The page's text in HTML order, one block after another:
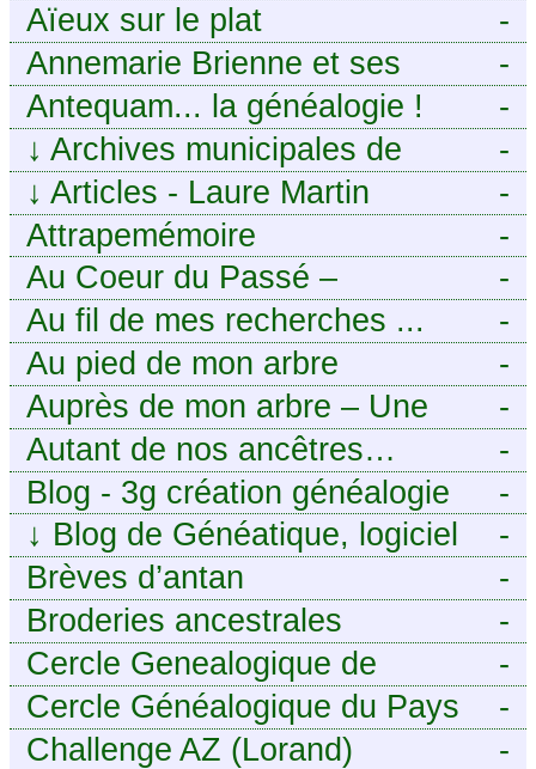
-
Aïeux sur le plat
-
Annemarie Brienne et ses
challenges de A à Z
-
Antequam... la généalogie !
-
↓ Archives municipales de
Montpellier
-
↓ Articles - Laure Martin
-
Attrapemémoire
-
Au Coeur du Passé –
Généalogie Familiale
-
Au fil de mes recherches ...
-
Au pied de mon arbre
-
Auprès de mon arbre – Une
histoire de racines
-
Autant de nos ancêtres…
-
Blog - 3g création généalogie
-
↓ Blog de Généatique, logiciel
de généalogie
-
Brèves d’antan
-
Broderies ancestrales
-
Cercle Genealogique de
l’Aveyron
-
Cercle Généalogique du Pays
de Caux - Seine-Maritime
-
Challenge AZ (Lorand)